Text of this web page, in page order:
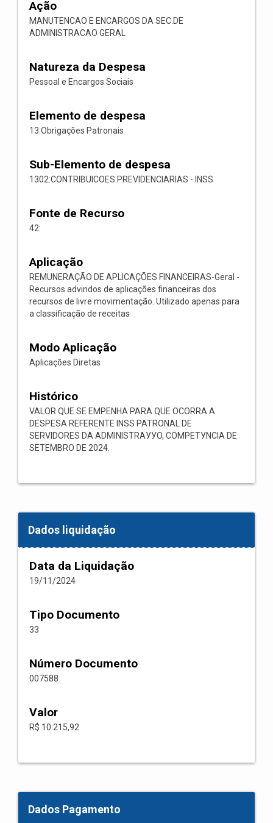
Ação
MANUTENCAO E ENCARGOS DA SEC.DE
ADMINISTRACAO GERAL
Natureza da Despesa
Pessoal e Encargos Sociais
Elemento de despesa
13:Obrigações Patronais
Sub-Elemento de despesa
1302:CONTRIBUICOES PREVIDENCIARIAS - INSS
Fonte de Recurso
42:
Aplicação
REMUNERAÇÃO DE APLICAÇÕES FINANCEIRAS-Geral -
Recursos advindos de aplicações financeiras dos
recursos de livre movimentação. Utilizado apenas para
a classificação de receitas
Modo Aplicação
Aplicações Diretas
Histórico
VALOR QUE SE EMPENHA PARA QUE OCORRA A
DESPESA REFERENTE INSS PATRONAL DE
SERVIDORES DA ADMINISTRAУУO, COMPETУNCIA DE
SETEMBRO DE 2024.
Dados liquidação
Data da Liquidação
19/11/2024
Tipo Documento
33
Número Documento
007588
Valor
R$ 10.215,92
Dados Pagamento